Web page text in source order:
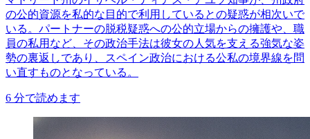
の公的資源を私的な目的で利用しているとの疑惑が相次いで
いる。パートナーの脱税疑惑への公的立場からの擁護や、職
員の私用など、その政治手法は彼女の人気を支える強気な姿
勢の裏返しであり、スペイン政治における公私の境界線を問
い直すものとなっている。
6 分で読めます